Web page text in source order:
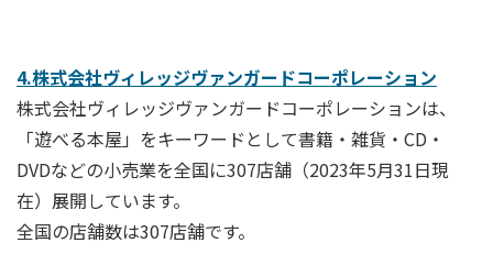
4.株式会社ヴィレッジヴァンガードコーポレーション
株式会社ヴィレッジヴァンガードコーポレーションは、
「遊べる本屋」をキーワードとして書籍・雑貨・CD・
DVDなどの小売業を全国に307店舗（2023年5月31日現
在）展開しています。
全国の店舗数は307店舗です。